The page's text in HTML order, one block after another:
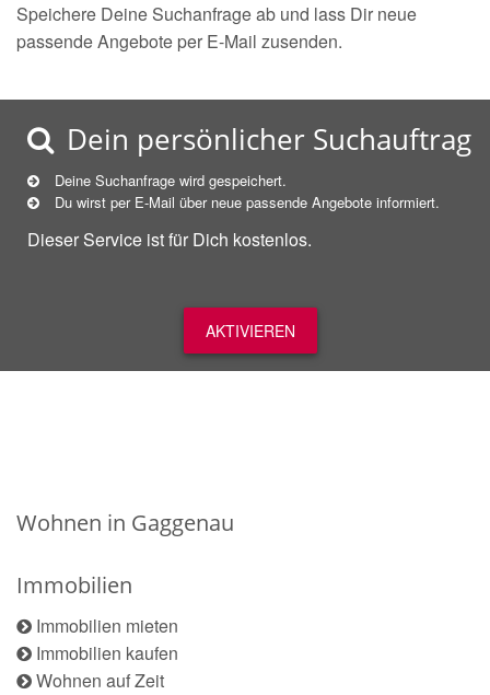
Speichere Deine Suchanfrage ab und lass Dir neue
passende Angebote per E-Mail zusenden.
Dein persönlicher Suchauftrag
Deine Suchanfrage wird gespeichert.
Du wirst per E-Mail über neue passende Angebote informiert.
Dieser Service ist für Dich kostenlos.
AKTIVIEREN
Wohnen in Gaggenau
Immobilien
Immobilien mieten
Immobilien kaufen
Wohnen auf Zeit